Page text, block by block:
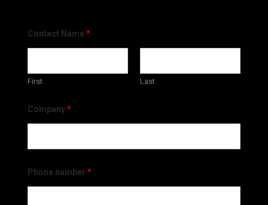
Contact Name *
First Last
Company*
Phone number *